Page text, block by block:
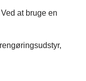
at bruge en